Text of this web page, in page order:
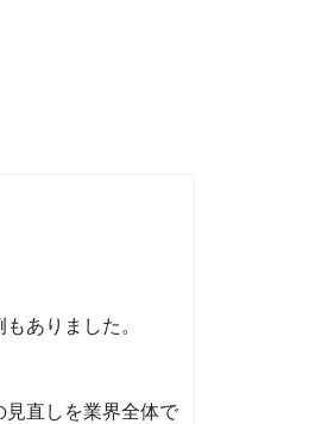
ありました。
直しを業界全体で